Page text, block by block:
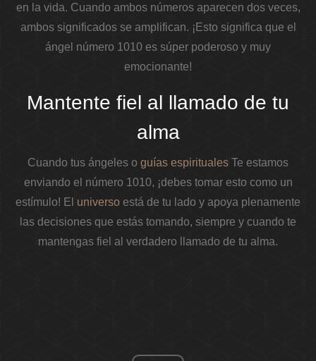
en la vida. Cuando ambos números aparecen dos veces,
ambos significados se amplifican. ¡Esto significa que el
ángel número 1010 es súper poderoso y muy
emocionante!
Mantente fiel al llamado de tu
alma
Cuando tus ángeles o guías espirituales Te estamos
enviando el número 1010, ¡debes tomar esto como un
estímulo! El universo está de tu lado y apoya plenamente
las decisiones que estás tomando, siempre y cuando te
mantengas fiel al verdadero llamado de tu alma.